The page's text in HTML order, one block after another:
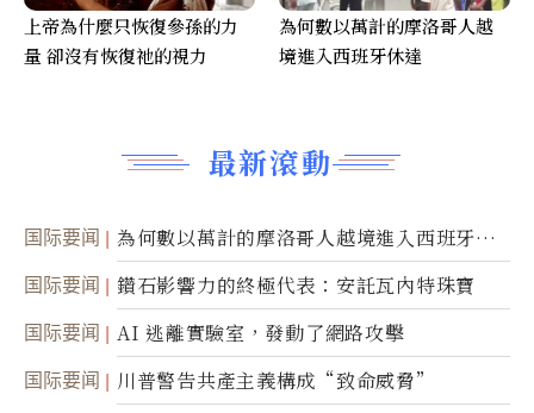
最新滾動
国际要闻
為何數以萬計的摩洛哥人越境進入西班牙休
達
国际要闻 鑽石影響力的終極代表：安託瓦內特珠寶
国际要闻 AI 逃離實驗室，發動了網路攻擊
国际要闻 川普警告共產主義構成“致命威脅”
上帝為什麼只恢復參孫的力
量 卻沒有恢復祂的視力
為何數以萬計的摩洛哥人越
境進入西班牙休達